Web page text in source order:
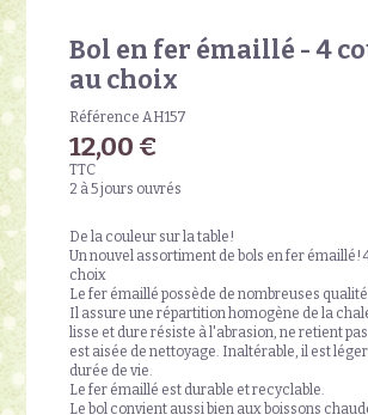
Bol en fer émaillé - 4
au choix
Référence AH157
12,00 €
TTC
2 à 5 jours ouvrés
De la couleur sur la table!
Un nouvel assortiment de bols en fer émaillé!
choix
Le fer émaillé possède de nombreuses
Il assure une répartition homogène de la
lisse et dure résiste à l'abrasion, ne retient
est aisée de nettoyage. Inaltérable, il est
durée de vie.
Le fer émaillé est durable et recyclable.
Le bol convient aussi bien aux boissons